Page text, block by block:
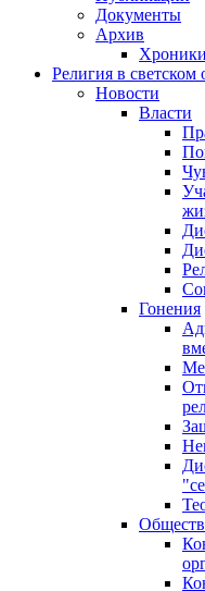
Документы
Архив
Религия в светском
Новости
Власти
Гонения